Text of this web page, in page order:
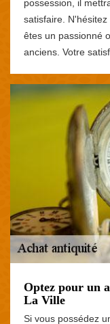
possession, il
satisfaire.
êtes un passionné
anciens. Votre
Optez pour un
La Ville
Si vous possédez